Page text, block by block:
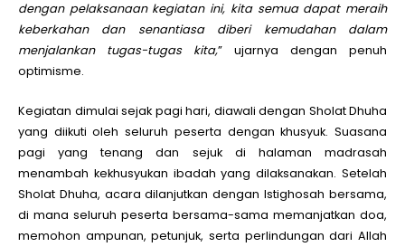
dengan pelaksanaan kegiatan ini, kita semua dapat meraih
keberkahan dan senantiasa diberi kemudahan dalam
menjalankan tugas-tugas kita,” ujarnya dengan penuh
optimisme.
Kegiatan dimulai sejak pagi hari, diawali dengan Sholat Dhuha
yang diikuti oleh seluruh peserta dengan khusyuk. Suasana
pagi yang tenang dan sejuk di halaman madrasah
menambah kekhusyukan ibadah yang dilaksanakan. Setelah
Sholat Dhuha, acara dilanjutkan dengan Istighosah bersama,
di mana seluruh peserta bersama-sama memanjatkan doa,
memohon ampunan, petunjuk, serta perlindungan dari Allah